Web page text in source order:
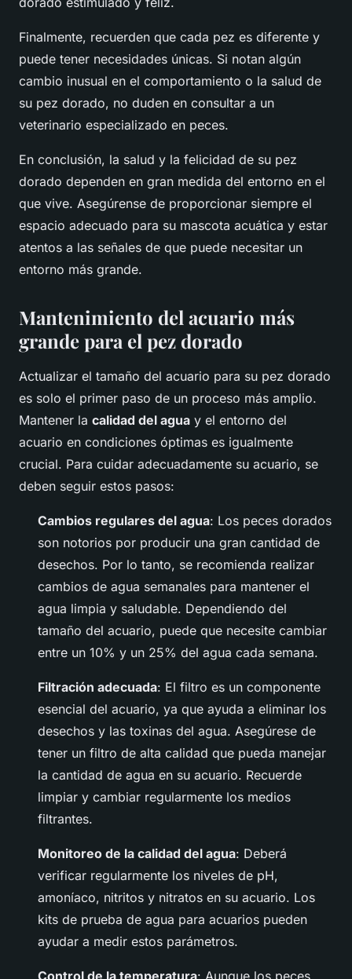
Finalmente, recuerden que cada pez es diferente y
puede tener necesidades únicas. Si notan algún
cambio inusual en el comportamiento o la salud de
su pez dorado, no duden en consultar a un
veterinario especializado en peces.
En conclusión, la salud y la felicidad de su pez
dorado dependen en gran medida del entorno en el
que vive. Asegúrense de proporcionar siempre el
espacio adecuado para su mascota acuática y estar
atentos a las señales de que puede necesitar un
entorno más grande.
Mantenimiento del acuario más
grande para el pez dorado
Actualizar el tamaño del acuario para su pez dorado
es solo el primer paso de un proceso más amplio.
Mantener la calidad del agua y el entorno del
acuario en condiciones óptimas es igualmente
crucial. Para cuidar adecuadamente su acuario, se
deben seguir estos pasos:
Cambios regulares del agua: Los peces dorados
son notorios por producir una gran cantidad de
desechos. Por lo tanto, se recomienda realizar
cambios de agua semanales para mantener el
agua limpia y saludable. Dependiendo del
tamaño del acuario, puede que necesite cambiar
entre un 10% y un 25% del agua cada semana.
Filtración adecuada: El filtro es un componente
esencial del acuario, ya que ayuda a eliminar los
desechos y las toxinas del agua. Asegúrese de
tener un filtro de alta calidad que pueda manejar
la cantidad de agua en su acuario. Recuerde
limpiar y cambiar regularmente los medios
filtrantes.
Monitoreo de la calidad del agua: Deberá
verificar regularmente los niveles de pH,
amoníaco, nitritos y nitratos en su acuario. Los
kits de prueba de agua para acuarios pueden
ayudar a medir estos parámetros.